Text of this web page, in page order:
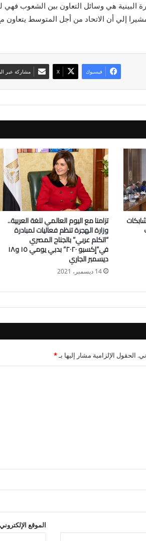
البينية هي وسائل التعاون بين الشعوب
إلي أن الاتحاد من أجل المتوسط يتعاون
فيسبوك X مشاركة عبر
تزامنا مع اليوم العالمي للغة العربية..
وزارة الهجرة تنظم فعاليات لمبادرة
“اتكلم عربي” بالجناح المصري
في”إكسبو ٢٠٢٠” بدبي يومي ١٥ و١٨
ديسمبر الجاري
14 ديسمبر، 2021
الحقول الإلزامية مشار إليها بـ*
الموقع الإلكتروني